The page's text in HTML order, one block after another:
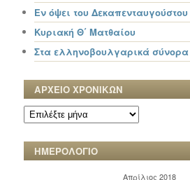
Εν όψει του Δεκαπενταυγούστου
Κυριακή Θ΄ Ματθαίου
Στα ελληνοβουλγαρικά σύνορα
ΑΡΧΕΙΟ ΧΡΟΝΙΚΩΝ
ΑΡΧΕΙΟ
ΧΡΟΝΙΚΩΝ
ΗΜΕΡΟΛΟΓΙΟ
Απρίλιος 2018